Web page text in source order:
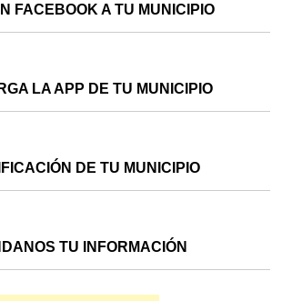
FACEBOOK A TU MUNICIPIO
LA APP DE TU MUNICIPIO
DE TU MUNICIPIO
TU INFORMACIÓN